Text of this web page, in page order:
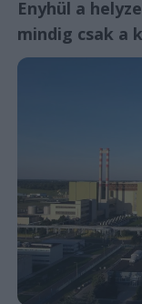
Enyhül a
mindig csak a